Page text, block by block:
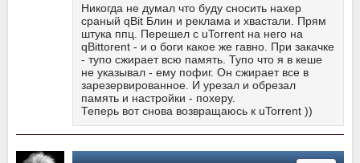
Никогда не думал что буду сносить нахер
сраный qBit Блин и реклама и хвастали. Прям
штука ппц. Перешел с uTorrent на него на
qBittorent - и о боги какое же гавно. При закачке
- тупо сжирает всю память. Тупо что я в кеше
не указывал - ему пофиг. Он сжирает все в
зарезервированное. И урезал и обрезал
память и настройки - похеру.
Теперь вот снова возвращаюсь к uTorrent ))